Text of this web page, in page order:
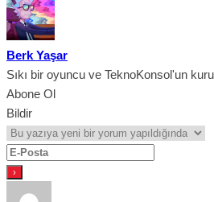
Berk Yaşar
Sıkı bir oyuncu ve TeknoKonsol'un
Abone Ol
Bildir